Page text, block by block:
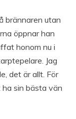
brännaren utan
öppnar han
honom nu i
Jag
det är allt. För
sin bästa vän